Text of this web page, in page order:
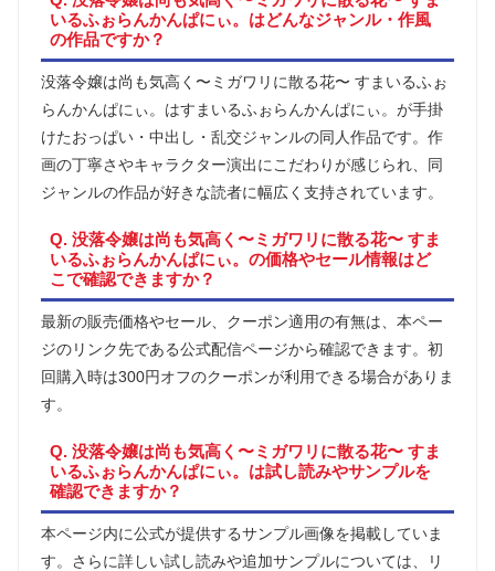
いるふぉらんかんぱにぃ。はどんなジャンル・作風
の作品ですか？
没落令嬢は尚も気高く〜ミガワリに散る花〜 すまいるふぉ
らんかんぱにぃ。はすまいるふぉらんかんぱにぃ。が手掛
けたおっぱい・中出し・乱交ジャンルの同人作品です。作
画の丁寧さやキャラクター演出にこだわりが感じられ、同
ジャンルの作品が好きな読者に幅広く支持されています。
Q. 没落令嬢は尚も気高く〜ミガワリに散る花〜 すま
いるふぉらんかんぱにぃ。の価格やセール情報はど
こで確認できますか？
最新の販売価格やセール、クーポン適用の有無は、本ペー
ジのリンク先である公式配信ページから確認できます。初
回購入時は300円オフのクーポンが利用できる場合がありま
す。
Q. 没落令嬢は尚も気高く〜ミガワリに散る花〜 すま
いるふぉらんかんぱにぃ。は試し読みやサンプルを
確認できますか？
本ページ内に公式が提供するサンプル画像を掲載していま
す。さらに詳しい試し読みや追加サンプルについては、リ